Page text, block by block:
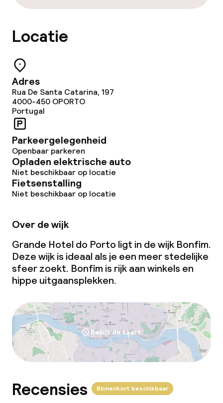
Locatie
Adres
Rua De Santa Catarina, 197
4000-450 OPORTO
Portugal
Parkeergelegenheid
Openbaar parkeren
Opladen elektrische auto
Niet beschikbaar op locatie
Fietsenstalling
Niet beschikbaar op locatie
Over de wijk
Grande Hotel do Porto ligt in de wijk Bonfim.
Deze wijk is ideaal als je een meer stedelijke
sfeer zoekt. Bonfim is rijk aan winkels en
hippe uitgaansplekken.
Bekijk de kaart
Recensies Binnenkort beschikbaar